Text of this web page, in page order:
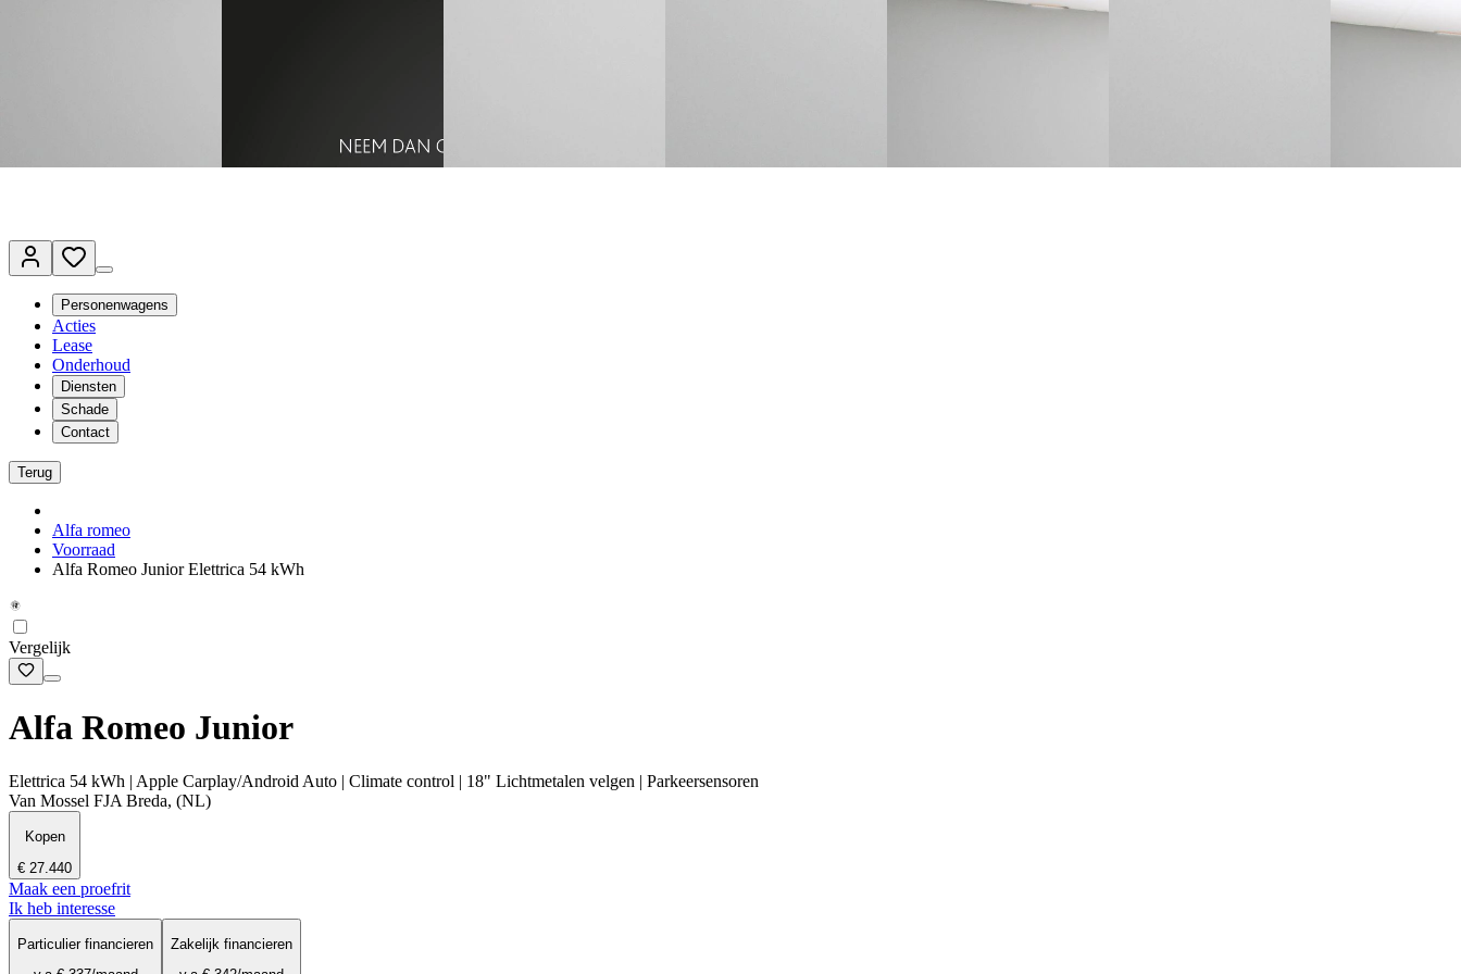
Personenwagens
Acties
Lease
Onderhoud
Diensten
Schade
Contact
Terug
Alfa romeo
Voorraad
Alfa Romeo Junior Elettrica 54 kWh
Vergelijk
Alfa Romeo Junior
Elettrica 54 kWh | Apple Carplay/Android Auto | Climate control | 18" Lichtmetalen velgen | Parkeersensoren
Van Mossel FJA Breda, (NL)
Kopen
€ 27.440
Maak een proefrit
Ik heb interesse
Particulier financieren
Zakelijk financieren